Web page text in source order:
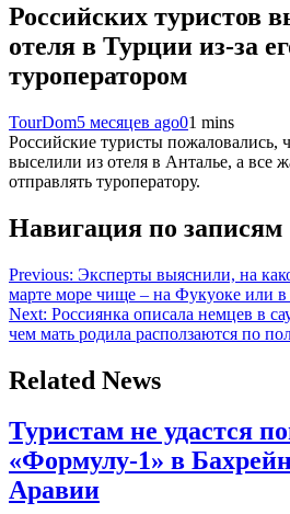
Российских туристов
отеля в Турции из-за
туроператором
TourDom5 месяцев ago01 mins
Российские туристы пожаловались,
выселили из отеля в Анталье, а все
отправлять туроператору.
Навигация по записям
Previous: Эксперты выяснили, на
марте море чище – на Фукуоке или в
Next: Россиянка описала немцев в
чем мать родила расползаются по
Related News
Туристам не удастся
«Формулу-1» в
Аравии